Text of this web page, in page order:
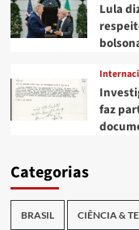
Lula
faz
Categorias
BRASIL CIÊNCIA &